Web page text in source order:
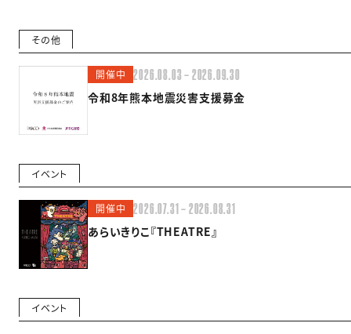
その他
開催中 2026.08.03 — 2026.09.30
令和8年熊本地震災害支援募金
イベント
開催中 2026.07.31 — 2026.08.31
あらいきりこ『THEATRE』
イベント